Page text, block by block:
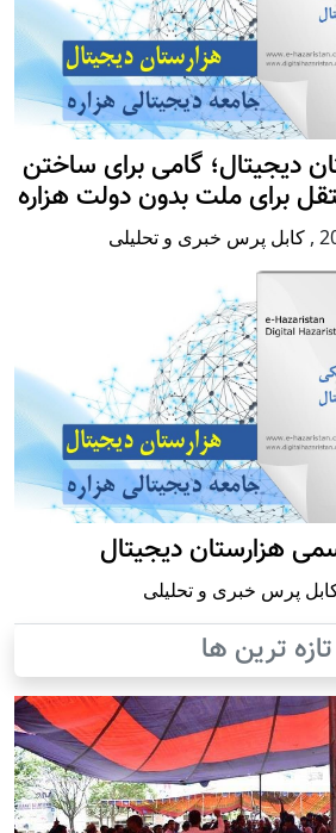
دیجیتال؛ گامی برای ساختن
برای ملت بدون دولت هزاره
, کابل پرس خبری و تحلیلی
هزارستان دیجیتال
پرس خبری و تحلیلی
تازه ترین ها